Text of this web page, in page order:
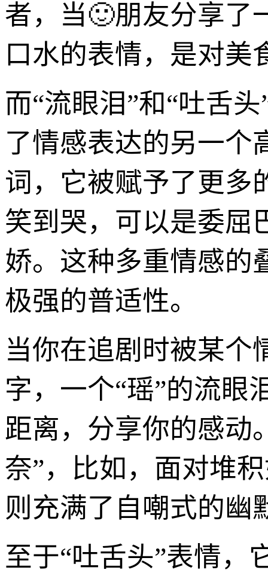
者，当🙂朋友分享了
口水的表情，是对美
而“流眼泪”和“吐舌
了情感表达的另一个
词，它被赋予了更多
笑到哭，可以是委屈
娇。这种多重情感的
极强的普适性。
当你在追剧时被某个
字，一个“瑶”的流眼
距离，分享你的感动
奈”，比如，面对堆
则充满了自嘲式的幽
至于“吐舌头”表情，